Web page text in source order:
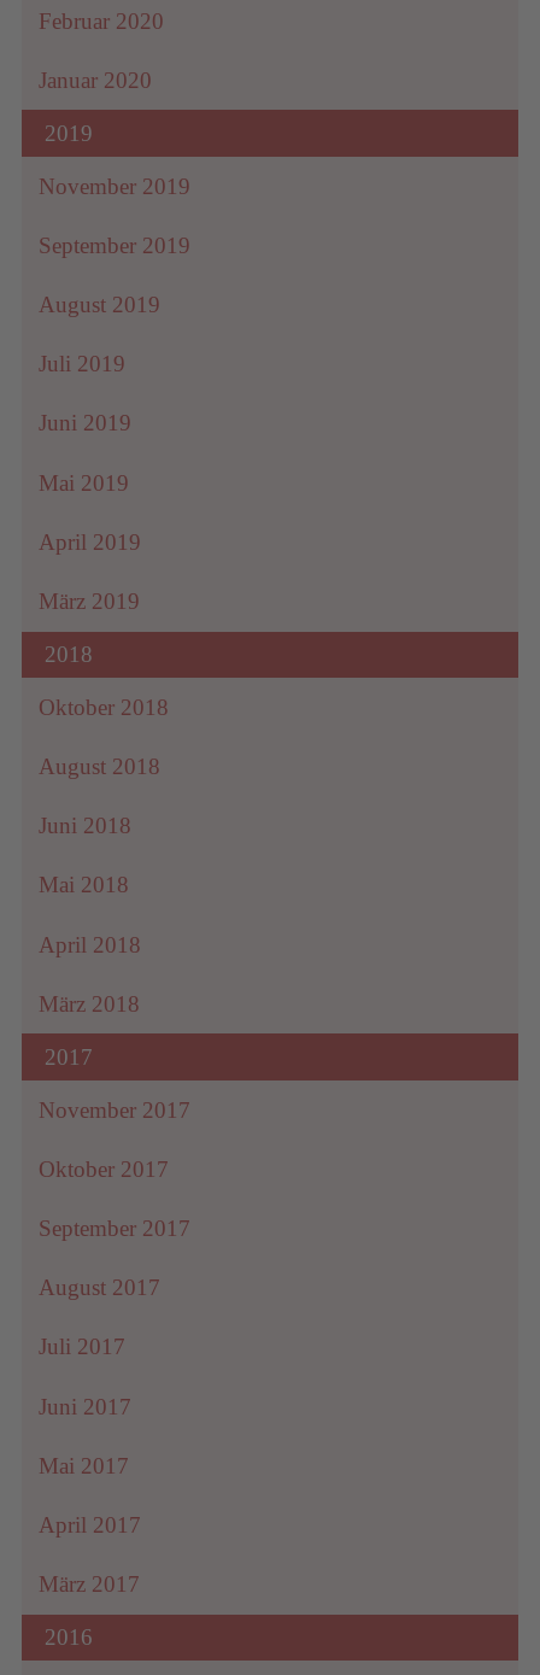
Februar 2020
Januar 2020
2019
November 2019
September 2019
August 2019
Juli 2019
Juni 2019
Mai 2019
April 2019
März 2019
2018
Oktober 2018
August 2018
Juni 2018
Mai 2018
April 2018
März 2018
2017
November 2017
Oktober 2017
September 2017
August 2017
Juli 2017
Juni 2017
Mai 2017
April 2017
März 2017
2016